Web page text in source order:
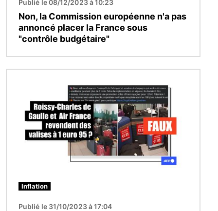
Publié le 08/12/2023 à 10:23
Non, la Commission européenne n'a pas
annoncé placer la France sous
"contrôle budgétaire"
Inflation
Publié le 31/10/2023 à 17:04